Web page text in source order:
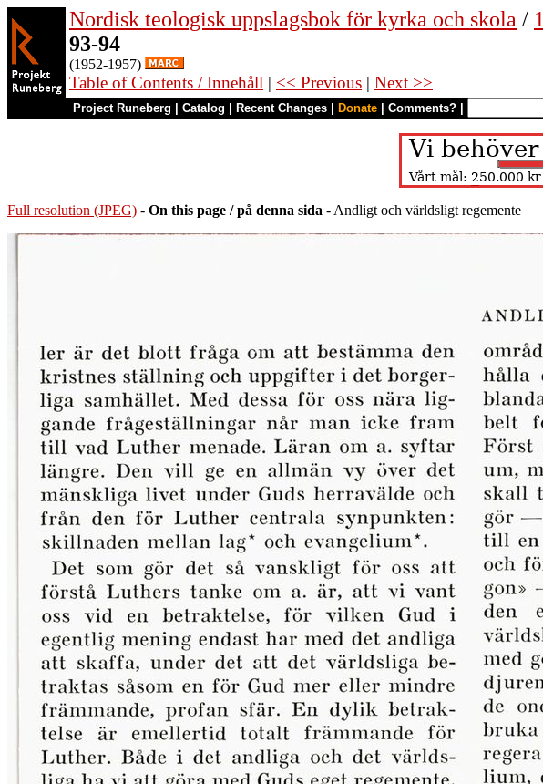
Nordisk teologisk uppslagsbok för kyrka och skola /
93-94
(1952-1957)
Table of Contents / Innehåll | << Previous | Next >>
Project Runeberg Catalog Recent Changes Donate Comments?
Full resolution (JPEG) - On this page / på denna sida - Andligt och världsligt regemente